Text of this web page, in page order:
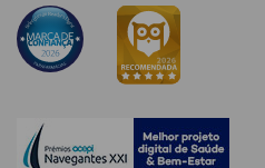
Desmaquilhantes
Solares